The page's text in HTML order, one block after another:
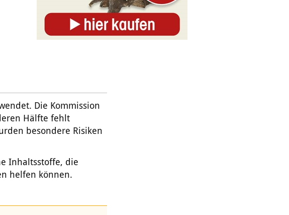
Die Kommission
Hälfte fehlt
besondere Risiken
Inhaltsstoffe, die
helfen können.